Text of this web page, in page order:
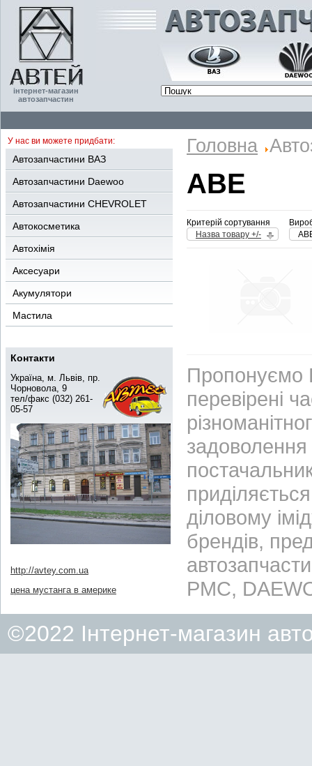
інтернет-магазин
автозапчастин
У нас ви можете придбати:
Автозапчастини ВАЗ
Автозапчастини Daewoo
Автозапчастини CHEVROLET
Автокосметика
Автохімія
Аксесуари
Акумулятори
Мастила
Контакти
Україна, м. Львів, пр.
Чорновола, 9
тел/факс (032) 261-
05-57
http://avtey.com.ua
цена мустанга в америке
Головна
ABE
Критерій сортування
Назва товару +/-
Пропонуємо
перевірені
діловому
брендів,
PMC,
©2022 Інтернет-магазин